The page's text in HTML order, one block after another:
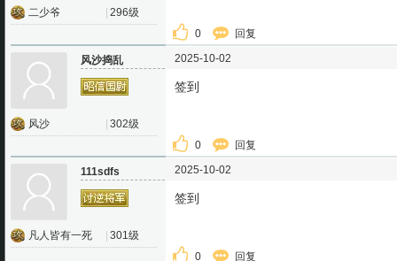
二少爷 296级
0 回复
风沙捣乱
风沙 302级
2025-10-02
签到
0 回复
111sdfs
凡人皆有一死 301级
2025-10-02
签到
0 回复